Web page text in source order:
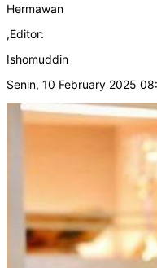
Hermawan
,Editor:
Ishomuddin
Senin, 10 February 2025